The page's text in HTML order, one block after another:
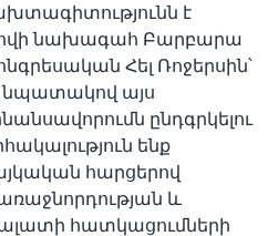
է
նախագահ Բարբարա
Հել Ռոջերսին՝
նպատակով այս
ընդգրկելու
ենք
հարցերով
և
հատկացումների